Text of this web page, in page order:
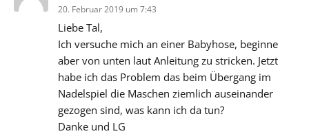
20. Februar 2019 um 7:43
Liebe Tal,
Ich versuche mich an einer Babyhose, beginne
aber von unten laut Anleitung zu stricken. Jetzt
habe ich das Problem das beim Übergang im
Nadelspiel die Maschen ziemlich auseinander
gezogen sind, was kann ich da tun?
Danke und LG